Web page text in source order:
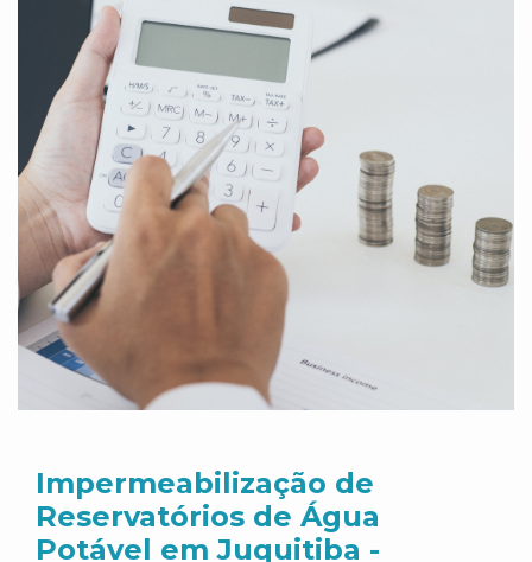
Impermeabilização de
Reservatórios de Água
Potável em Juquitiba -